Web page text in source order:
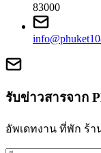
83000
รับข่าวสารจาก
อัพเดทงาน ที่พัก ร้า